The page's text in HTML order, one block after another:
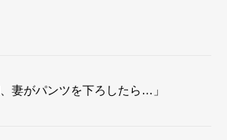
妻がパンツを下ろしたら…」